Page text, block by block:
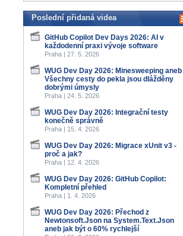
Poslední přidaná videa
GitHub Copilot Dev Days 2026: AI v
každodenní praxi vývoje software
Praha | 27. 5. 2026
WUG Dev Day 2026: Minesweeping aneb
Všechny cesty do pekla jsou dlážděny
dobrými úmysly
Praha | 24. 5. 2026
WUG Dev Day 2026: Integrační testy
konečně správně
Praha | 15. 4. 2026
WUG Dev Day 2026: Migrace xUnit v3 -
proč a jak?
Praha | 12. 4. 2026
WUG Dev Day 2026: GitHub Copilot:
Kompletní přehled
Praha | 1. 4. 2026
WUG Dev Day 2026: Přechod z
Newtonsoft.Json na System.Text.Json
aneb jak být o 60% rychlejší